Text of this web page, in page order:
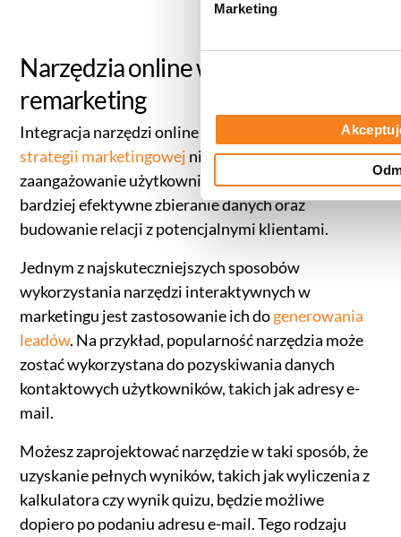
Marketing
Narzędzia online wspierają
remarketing
Integracja narzędzi online z innymi elementami
strategii marketingowej nie tylko zwiększa
zaangażowanie użytkowników, ale także pozwala na
bardziej efektywne zbieranie danych oraz
budowanie relacji z potencjalnymi klientami.
Jednym z najskuteczniejszych sposobów
wykorzystania narzędzi interaktywnych w
marketingu jest zastosowanie ich dogenerowania
leadów. Na przykład, popularność narzędzia może
zostać wykorzystana do pozyskiwania danych
kontaktowych użytkowników, takich jak adresy e-
mail.
Możesz zaprojektować narzędzie w taki sposób, że
uzyskanie pełnych wyników, takich jak wyliczenia z
kalkulatora czy wynik quizu, będzie możliwe
dopiero po podaniu adresu e-mail. Tego rodzaju